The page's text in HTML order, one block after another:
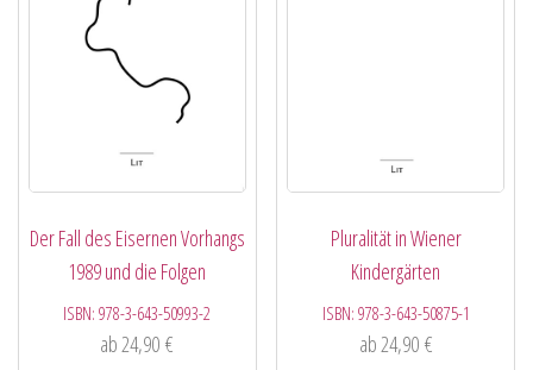
Der Fall des Eisernen Vorhangs
1989 und die Folgen
ISBN:978-3-643-50993-2
ab 24,90€
Pluralität in Wiener
Kindergärten
ISBN: 978-3-643-50875-1
ab 24,90 €